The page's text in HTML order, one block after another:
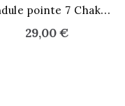
P
endule pointe 7 Chakras
29,00 €